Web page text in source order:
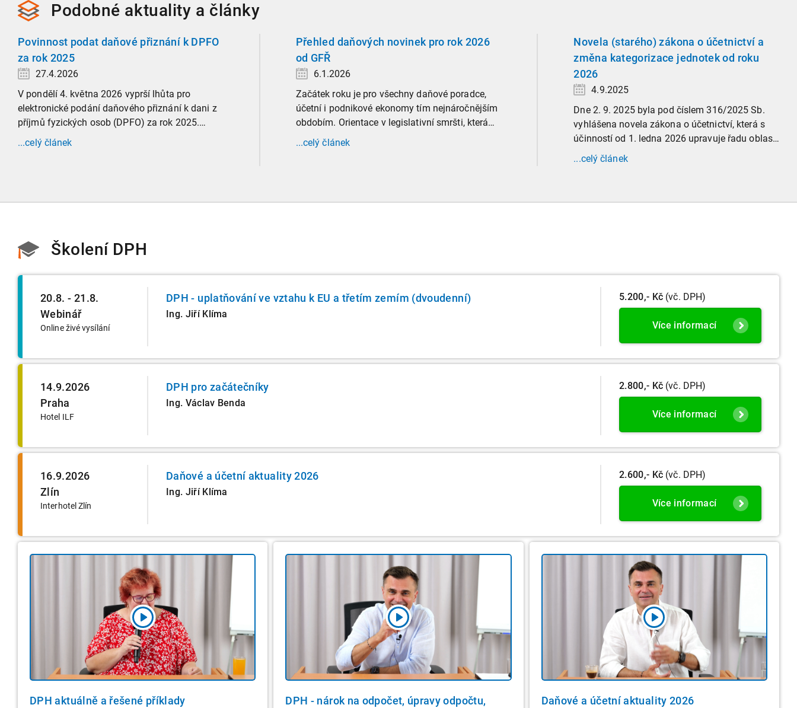
Podobné aktuality a články
Povinnost podat daňové přiznání k DPFO
za rok 2025
27.4.2026
V pondělí 4. května 2026 vyprší lhůta pro
elektronické podání daňového přiznání k dani z
příjmů fyzických osob (DPFO) za rok 2025.
Zaměříme se detailně na to, kde leží hranice
povinnosti přiznání podat, jaké jsou nejčastější
...celý článek
Přehled daňových novinek pro rok 2026
od GFŘ
6.1.2026
Začátek roku je pro všechny daňové poradce,
účetní i podnikové ekonomy tím nejnáročnějším
obdobím. Orientace v legislativní smršti, která
tradičně doprovází přelom roku, vyžaduje
nastudovat všechny novely a doprovodné
...celý článek
Novela (starého) zákona o účetnictví a
změna kategorizace jednotek od roku
2026
4.9.2025
Dne 2. 9. 2025 byla pod číslem 316/2025 Sb.
vyhlášena novela zákona o účetnictví, která s
účinností od 1. ledna 2026 upravuje řadu oblastí
účetní praxe. Již nyní, s účinností od 3. září
2025, platí nová, zvýšená kritéria pro zařazení
...celý článek
Školení DPH
20.8. - 21.8.
Webinář
Online živé vysílání
DPH - uplatňování ve vztahu k EU a třetím zemím (dvoudenní)
Ing. Jiří Klíma
5.200,- Kč (vč. DPH)
Více informací
14.9.2026
Praha
Hotel ILF
DPH pro začátečníky
Ing. Václav Benda
2.800,- Kč (vč. DPH)
Více informací
16.9.2026
Zlín
Interhotel Zlín
Daňové a účetní aktuality 2026
Ing. Jiří Klíma
2.600,- Kč (vč. DPH)
Více informací
DPH aktuálně a řešené příklady
DPH - nárok na odpočet, úpravy odpočtu,
Daňové a účetní aktuality 2026